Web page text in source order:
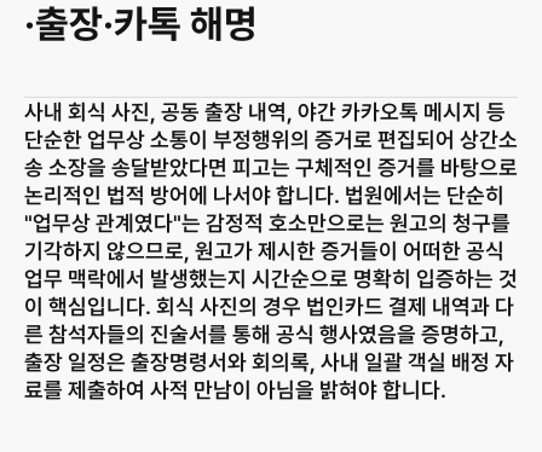
·출장·카톡 해명
사내 회식 사진, 공동 출장 내역, 야간 카카오톡 메시지 등
단순한 업무상 소통이 부정행위의 증거로 편집되어 상간소
송 소장을 송달받았다면 피고는 구체적인 증거를 바탕으로
논리적인 법적 방어에 나서야 합니다. 법원에서는 단순히
"업무상 관계였다"는 감정적 호소만으로는 원고의 청구를
기각하지 않으므로, 원고가 제시한 증거들이 어떠한 공식
업무 맥락에서 발생했는지 시간순으로 명확히 입증하는 것
이 핵심입니다. 회식 사진의 경우 법인카드 결제 내역과 다
른 참석자들의 진술서를 통해 공식 행사였음을 증명하고,
출장 일정은 출장명령서와 회의록, 사내 일괄 객실 배정 자
료를 제출하여 사적 만남이 아님을 밝혀야 합니다.